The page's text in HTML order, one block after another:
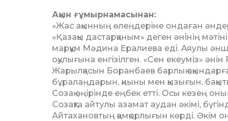
Ақын ғұмырнамасынан:
«Жас ақынның өлеңдеріне ондаған
«Қазақы дас­тарқаным» деген әнінің
марқұм Мәдина Ералиева еді. Аяулы
оқу­лы­ғына енгізілген. «Сен екеуміз»
Жарылқасын Боранбаев барлық
бұралаңдарын, қиыны мен қызығын,
Созақ өңірінде еңбек етті. Осы кезең
Созақта айтулы азамат аудан әкімі,
Айтахановтың қамқорлығын көрді. Әкім